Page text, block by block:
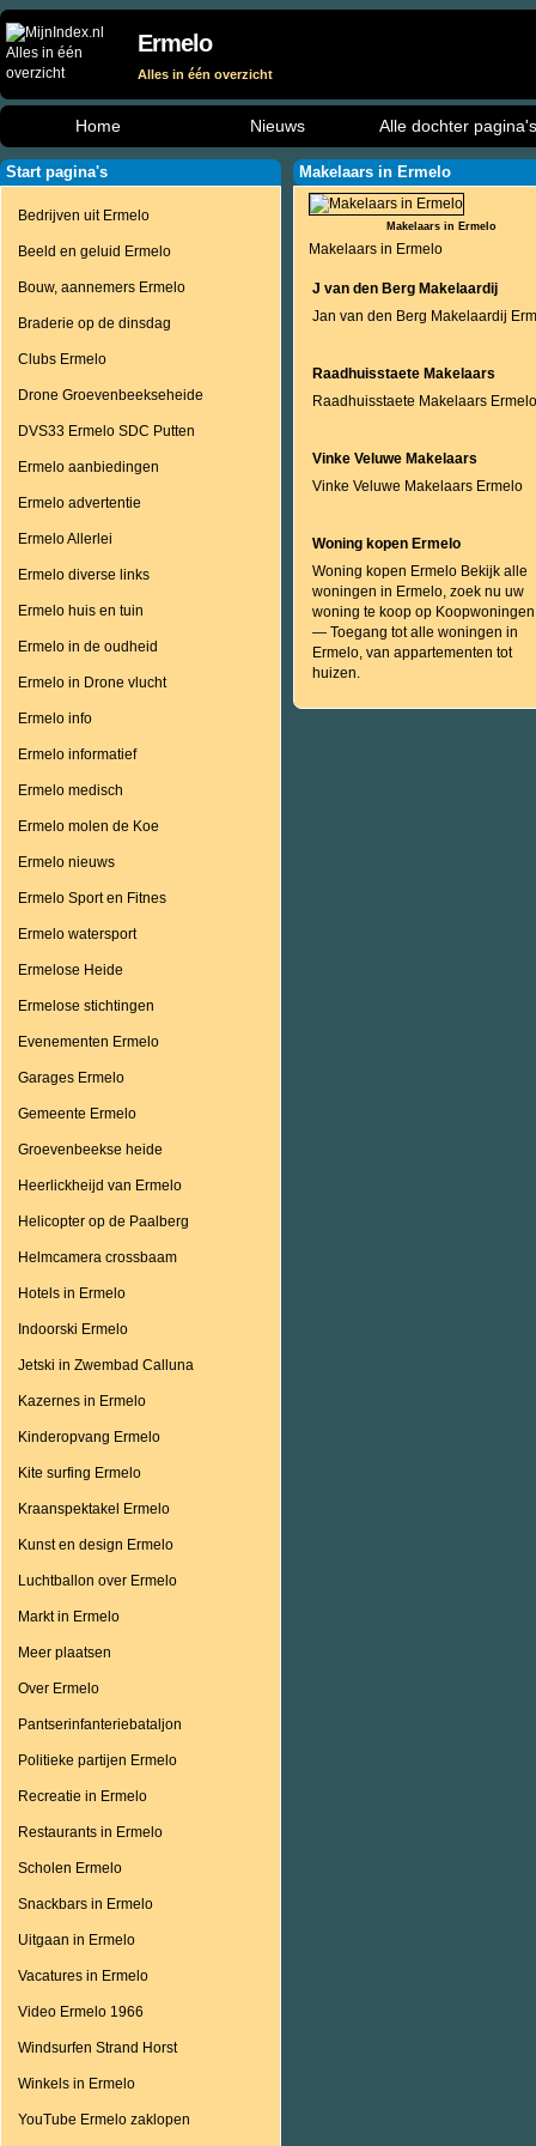
Ermelo
Alles in één overzicht
Home Nieuws Alle dochter pagina's
Start pagina's
Bedrijven uit Ermelo
Beeld en geluid Ermelo
Bouw, aannemers Ermelo
Braderie op de dinsdag
Clubs Ermelo
Drone Groevenbeekseheide
DVS33 Ermelo SDC Putten
Ermelo aanbiedingen
Ermelo advertentie
Ermelo Allerlei
Ermelo diverse links
Ermelo huis en tuin
Ermelo in de oudheid
Ermelo in Drone vlucht
Ermelo info
Ermelo informatief
Ermelo medisch
Ermelo molen de Koe
Ermelo nieuws
Ermelo Sport en Fitnes
Ermelo watersport
Ermelose Heide
Ermelose stichtingen
Evenementen Ermelo
Garages Ermelo
Gemeente Ermelo
Groevenbeekse heide
Heerlickheijd van Ermelo
Helicopter op de Paalberg
Helmcamera crossbaam
Hotels in Ermelo
Indoorski Ermelo
Jetski in Zwembad Calluna
Kazernes in Ermelo
Kinderopvang Ermelo
Kite surfing Ermelo
Kraanspektakel Ermelo
Kunst en design Ermelo
Luchtballon over Ermelo
Markt in Ermelo
Meer plaatsen
Over Ermelo
Pantserinfanteriebataljon
Politieke partijen Ermelo
Recreatie in Ermelo
Restaurants in Ermelo
Scholen Ermelo
Snackbars in Ermelo
Uitgaan in Ermelo
Vacatures in Ermelo
Video Ermelo 1966
Windsurfen Strand Horst
Winkels in Ermelo
YouTube Ermelo zaklopen
Makelaars in Ermelo
Makelaars in Ermelo
Makelaars in Ermelo
J van den Berg Makelaardij
Jan van den Berg Makelaardij
Raadhuisstaete Makelaars
Raadhuisstaete Makelaars Ermelo
Vinke Veluwe Makelaars
Vinke Veluwe Makelaars Ermelo
Woning kopen Ermelo
Woning kopen Ermelo Bekijk alle
woningen in Ermelo, zoek nu uw
woning te koop op
— Toegang tot alle woningen in
Ermelo, van appartementen tot
huizen.